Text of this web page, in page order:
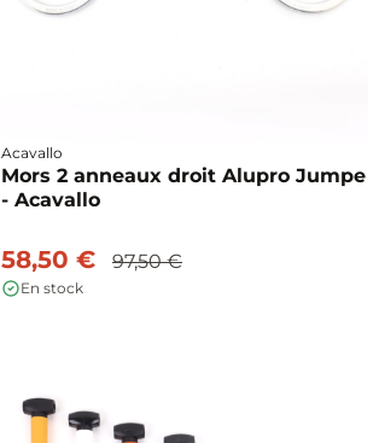
Acavallo
Mors 2 anneaux droit Alupro Jumpe
- Acavallo
58,50 € 97,50 €
En stock